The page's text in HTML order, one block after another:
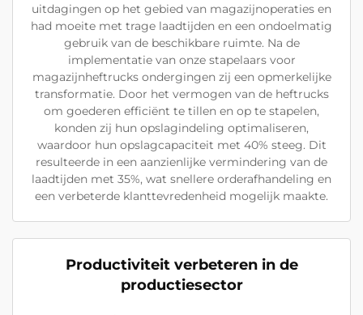
uitdagingen op het gebied van magazijnoperaties en
had moeite met trage laadtijden en een ondoelmatig
gebruik van de beschikbare ruimte. Na de
implementatie van onze stapelaars voor
magazijnheftrucks ondergingen zij een opmerkelijke
transformatie. Door het vermogen van de heftrucks
om goederen efficiënt te tillen en op te stapelen,
konden zij hun opslagindeling optimaliseren,
waardoor hun opslagcapaciteit met 40% steeg. Dit
resulteerde in een aanzienlijke vermindering van de
laadtijden met 35%, wat snellere orderafhandeling en
een verbeterde klanttevredenheid mogelijk maakte.
Productiviteit verbeteren in de
productiesector